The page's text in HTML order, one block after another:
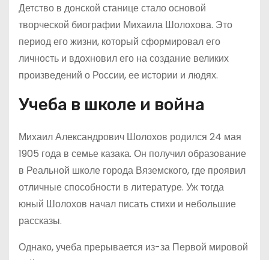
Детство в донской станице стало основой
творческой биографии Михаила Шолохова. Это
период его жизни, который сформировал его
личность и вдохновил его на создание великих
произведений о России, ее истории и людях.
Учеба в школе и война
Михаил Александрович Шолохов родился 24 мая
1905 года в семье казака. Он получил образование
в Реальной школе города Вяземского, где проявил
отличные способности в литературе. Уж тогда
юный Шолохов начал писать стихи и небольшие
рассказы.
Однако, учеба прерывается из-за Первой мировой